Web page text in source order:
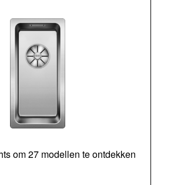
om 27 modellen te ontdekken